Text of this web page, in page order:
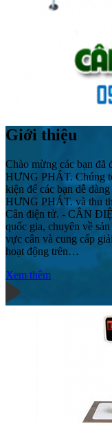
Giới thiệu
Chào mừng các bạn
HƯNG PHÁT. Chúng
kiện để các bạn dễ
HƯNG PHÁT. và thu
Cân điện tử. - CÂN
quốc gia, chuyên về
vực cân và cung cấp
hoạt động trên…
Xem thêm